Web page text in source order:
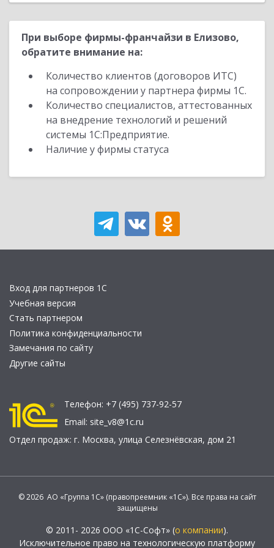
При выборе фирмы-франчайзи в Елизово,
обратите внимание на:
Количество клиентов (договоров ИТС)
на сопровождении у партнера фирмы 1С.
Количество специалистов, аттестованных
на внедрение технологий и решений
системы 1С:Предприятие.
Наличие у фирмы статуса
Вход для партнеров 1С
Учебная версия
Стать партнером
Политика конфиденциальности
Замечания по сайту
Другие сайты
Телефон: +7 (495) 737-92-57
Email: site_v8@1c.ru
Отдел продаж: г. Москва, улица Селезнёвская, дом 21
© 2026 АО «Группа 1С» (правопреемник «1С»). Все права на сайт
защищены
© 2011- 2026 ООО «1С-Софт» (о компании).
Исключительное право на технологическую платформу